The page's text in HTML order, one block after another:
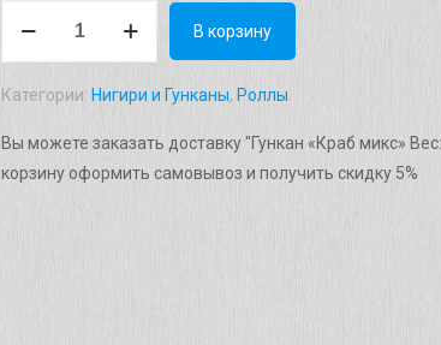
"Краб
микс"
В корзину
Категории: Нигири и Гунканы, Роллы
Вы можете заказать доставку "Гункан «Краб микс»
корзину оформить самовывоз и получить скидку 5%